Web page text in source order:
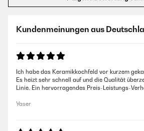
Kundenmeinungen aus
Ich habe das Keramikkochfeld vor kurzem
Es heizt sehr schnell auf und die Qualität
Linie. Ein hervorragendes Preis-Leistungs-
Yaser